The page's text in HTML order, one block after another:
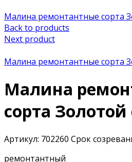
Малина ремонтантные сорта
Back to products
Next product
Малина ремонтантные сорта
Малина
сорта Золотой
Артикул: 702260 Срок
ремонтантный